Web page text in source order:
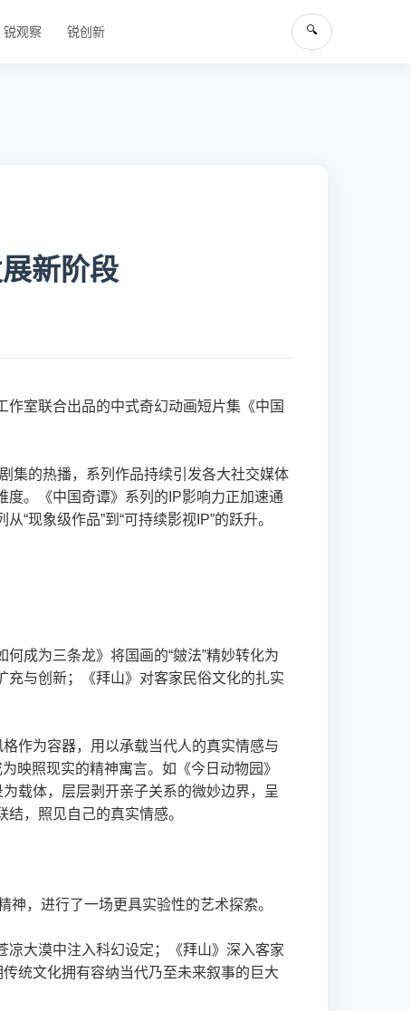
锐观察 锐创新 🔍
新阶段
室联合出品的中式奇幻动画短片集《中国
集的热播，系列作品持续引发各大社交媒体
。《中国奇谭》系列的IP影响力正加速通
现象级作品”到“可持续影视IP”的跃升。
成为三条龙》将国画的“皴法”精妙转化为
与创新；《拜山》对客家民俗文化的扎实
作为容器，用以承载当代人的真实情感与
映照现实的精神寓言。如《今日动物园》
载体，层层剥开亲子关系的微妙边界，呈
，照见自己的真实情感。
神，进行了一场更具实验性的艺术探索。
大漠中注入科幻设定；《拜山》深入客家
统文化拥有容纳当代乃至未来叙事的巨大